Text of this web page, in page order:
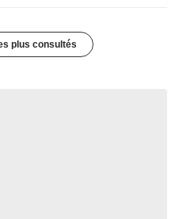
plus consultés